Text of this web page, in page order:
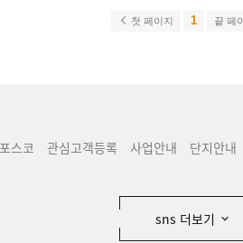
첫 페이지 1 끝 페
스코 관심고객등록 사업안내 단지안내
sns 더보기